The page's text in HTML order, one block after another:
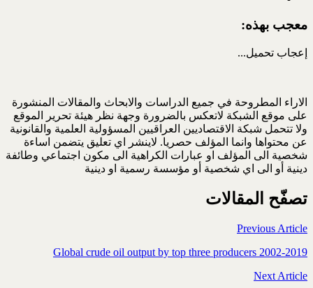
معجب بهذه:
إعجاب تحميل...
الاراء المطروحة في جميع الدراسات والابحاث والمقالات المنشورة
على موقع الشبكة لاتعكس بالضرورة وجهة نظر هيئة تحرير الموقع
ولا تتحمل شبكة الاقتصاديين العراقيين المسؤولية العلمية والقانونية
عن محتواها وانما المؤلف حصريا. لاينشر اي تعليق يتضمن اساءة
شخصية الى المؤلف او عبارات الكراهية الى مكون اجتماعي وطائفة
دينية أو الى اي شخصية أو مؤسسة رسمية او دينية
تصفّح المقالات
Previous Article
Global crude oil output by top three producers 2002-2019
Next Article